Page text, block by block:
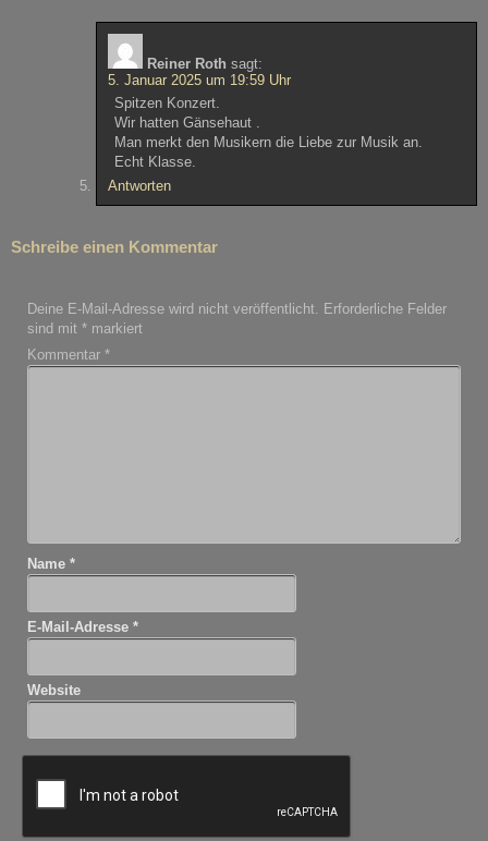
Reiner Roth sagt:
5. Januar 2025 um 19:59 Uhr
Spitzen Konzert.
Wir hatten Gänsehaut .
Man merkt den Musikern die Liebe zur Musik an.
Echt Klasse.
Antworten
Schreibe einen Kommentar
Deine E-Mail-Adresse wird nicht veröffentlicht. Erforderliche Felder
sind mit* markiert
Kommentar*
Name*
E-Mail-Adresse*
Website